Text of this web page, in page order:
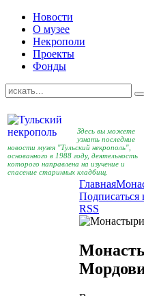
Новости
О музее
Некрополи
Проекты
Фонды
Здесь вы можете
узнать последние
новости музея "Тульский некрополь",
основанного в 1988 году, деятельность
которого направлена на изучение и
спасение старинных кладбищ.
Главная
Подписаться
RSS